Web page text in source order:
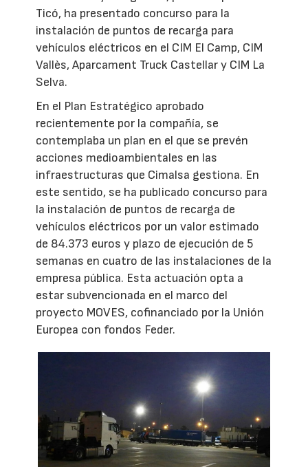
Ticó, ha presentado concurso para la
instalación de puntos de recarga para
vehículos eléctricos en el CIM El Camp, CIM
Vallès, Aparcament Truck Castellar y CIM La
Selva.
En el Plan Estratégico aprobado
recientemente por la compañía, se
contemplaba un plan en el que se prevén
acciones medioambientales en las
infraestructuras que Cimalsa gestiona. En
este sentido, se ha publicado concurso para
la instalación de puntos de recarga de
vehículos eléctricos por un valor estimado
de 84.373 euros y plazo de ejecución de 5
semanas en cuatro de las instalaciones de la
empresa pública. Esta actuación opta a
estar subvencionada en el marco del
proyecto MOVES, cofinanciado por la Unión
Europea con fondos Feder.